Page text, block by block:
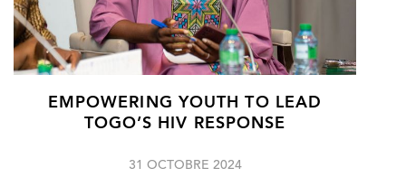
EMPOWERING YOUTH TO LEAD
TOGO’S HIV RESPONSE
31 OCTOBRE 2024